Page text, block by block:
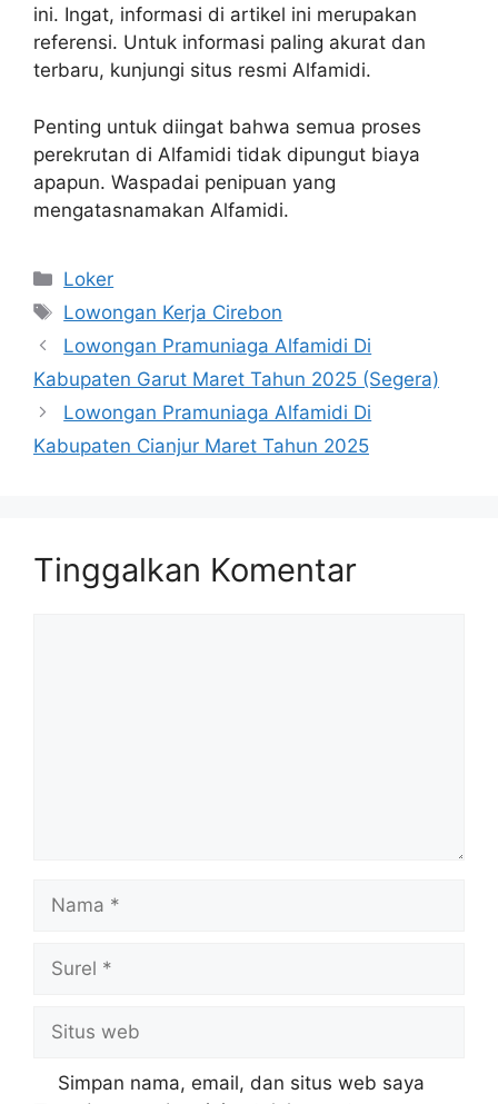
ini. Ingat, informasi di artikel ini merupakan
referensi. Untuk informasi paling akurat dan
terbaru, kunjungi situs resmi Alfamidi.
Penting untuk diingat bahwa semua proses
perekrutan di Alfamidi tidak dipungut biaya
apapun. Waspadai penipuan yang
mengatasnamakan Alfamidi.
Kategori
Loker
Tag
Lowongan Kerja Cirebon
Lowongan Pramuniaga Alfamidi Di
Kabupaten Garut Maret Tahun 2025 (Segera)
Lowongan Pramuniaga Alfamidi Di
Kabupaten Cianjur Maret Tahun 2025
Tinggalkan Komentar
web
Simpan nama, email, dan situs web saya